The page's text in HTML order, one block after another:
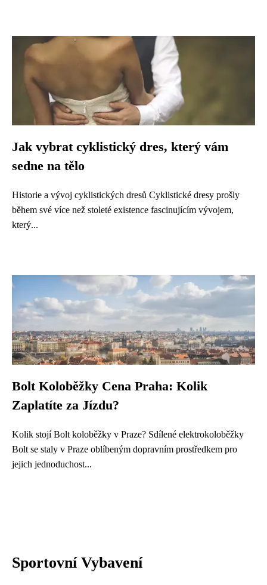
Jak vybrat cyklistický dres, který vám
sedne na tělo
Historie a vývoj cyklistických dresů Cyklistické dresy prošly
během své více než stoleté existence fascinujícím vývojem,
který...
Bolt Koloběžky Cena Praha: Kolik
Zaplatíte za Jízdu?
Kolik stojí Bolt koloběžky v Praze? Sdílené elektrokoloběžky
Bolt se staly v Praze oblíbeným dopravním prostředkem pro
jejich jednoduchost...
Sportovní Vybavení